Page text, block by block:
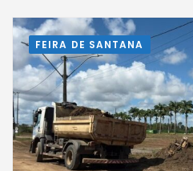
FEIRA DE SANTANA